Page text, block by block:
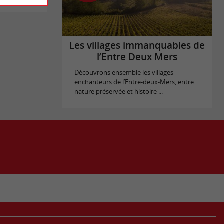
Les villages immanquables de
l’Entre Deux Mers
Découvrons ensemble les villages
enchanteurs de l’Entre-deux-Mers, entre
nature préservée et histoire ...